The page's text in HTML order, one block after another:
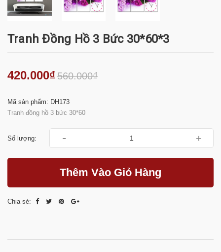
Tranh Đồng Hồ 3 Bức 30*60*3
420.000₫560.000₫
Mã sản phẩm: DH173
Tranh đồng hồ 3 bức 30*60
Số lượng: - +
Thêm Vào Giỏ Hàng
Chia sẻ: